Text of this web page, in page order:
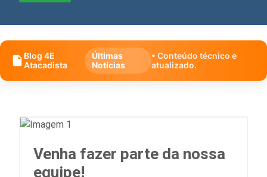
Blog 4E
Atacadista
Últimas
Notícias
• Conteúdo técnico e
atualizado.
Venha fazer parte da nossa
equipe!